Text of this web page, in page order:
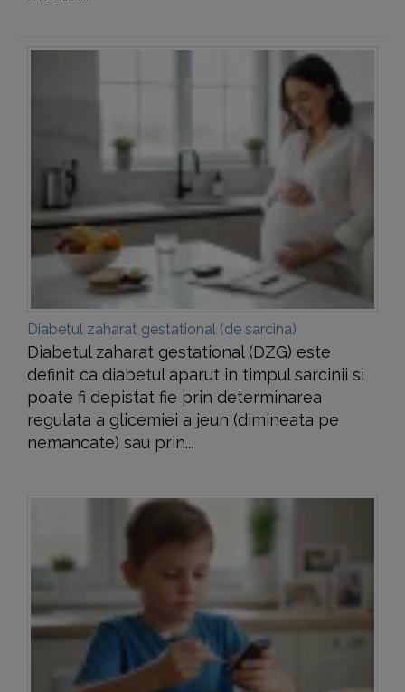
Diabetul zaharat gestational (de sarcina)
Diabetul zaharat gestational (DZG) este
definit ca diabetul aparut in timpul sarcinii si
poate fi depistat fie prin determinarea
regulata a glicemiei a jeun (dimineata pe
nemancate) sau prin...